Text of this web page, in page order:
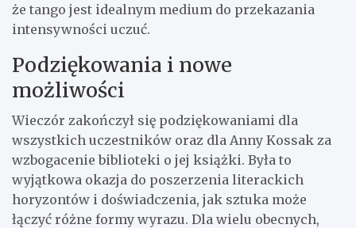
że tango jest idealnym medium do przekazania
intensywności uczuć.
Podziękowania i nowe
możliwości
Wieczór zakończył się podziękowaniami dla
wszystkich uczestników oraz dla Anny Kossak za
wzbogacenie biblioteki o jej książki. Była to
wyjątkowa okazja do poszerzenia literackich
horyzontów i doświadczenia, jak sztuka może
łączyć różne formy wyrazu. Dla wielu obecnych,